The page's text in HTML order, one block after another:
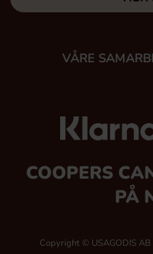
VÅRE
COOPERS
PÅ
Copyright © USAGODIS